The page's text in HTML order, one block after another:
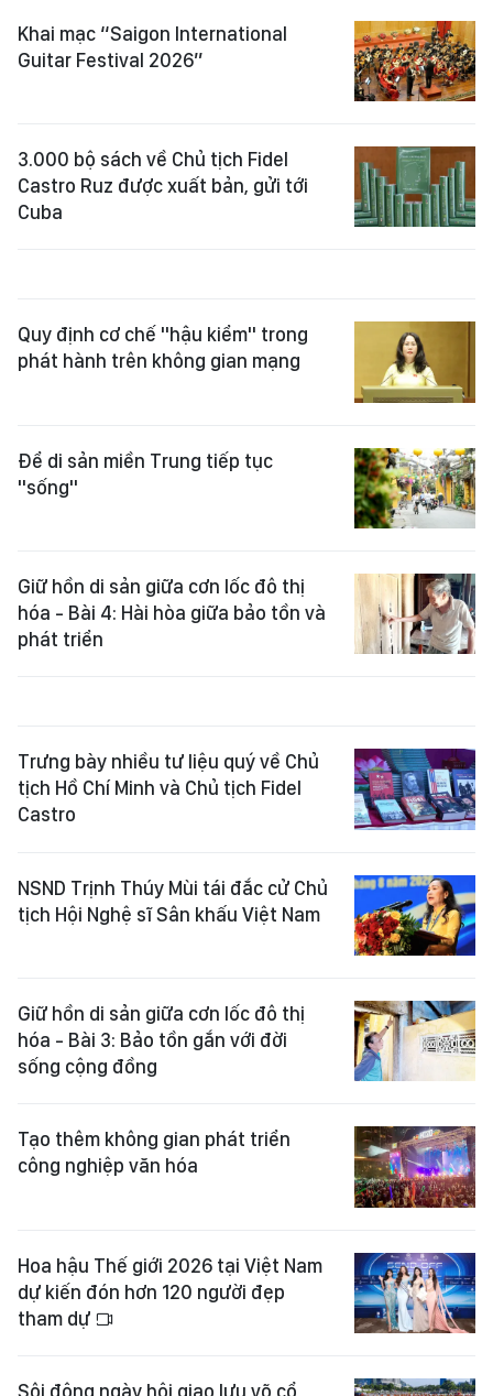
Khai mạc “Saigon International
Guitar Festival 2026”
3.000 bộ sách về Chủ tịch Fidel
Castro Ruz được xuất bản, gửi tới
Cuba
Quy định cơ chế "hậu kiểm" trong
phát hành trên không gian mạng
Để di sản miền Trung tiếp tục
"sống"
Giữ hồn di sản giữa cơn lốc đô thị
hóa - Bài 4: Hài hòa giữa bảo tồn và
phát triển
Trưng bày nhiều tư liệu quý về Chủ
tịch Hồ Chí Minh và Chủ tịch Fidel
Castro
NSND Trịnh Thúy Mùi tái đắc cử Chủ
tịch Hội Nghệ sĩ Sân khấu Việt Nam
Giữ hồn di sản giữa cơn lốc đô thị
hóa - Bài 3: Bảo tồn gắn với đời
sống cộng đồng
Tạo thêm không gian phát triển
công nghiệp văn hóa
Hoa hậu Thế giới 2026 tại Việt Nam
dự kiến đón hơn 120 người đẹp
tham dự
Sôi động ngày hội giao lưu võ cổ